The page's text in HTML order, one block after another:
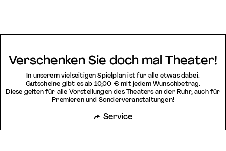
Verschenken Sie doch mal Theater!
In unserem vielseitigen Spielplan ist für alle etwas dabei.
Gutscheine gibt es ab 10,00 € mit jedem Wunschbetrag.
Diese gelten für alle Vorstellungen des Theaters an der Ruhr, auch für
Premieren und Sonderveranstaltungen!
Service